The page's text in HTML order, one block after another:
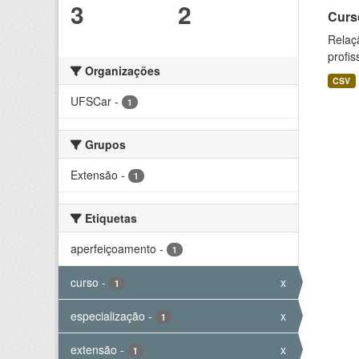
3 2
Organizações
UFSCar - 1
Grupos
Extensão - 1
Etiquetas
aperfeiçoamento - 1
curso - 1 x
especialização - 1 x
extensão - 1 x
CSV